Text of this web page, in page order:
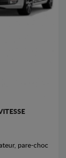
pare-choc